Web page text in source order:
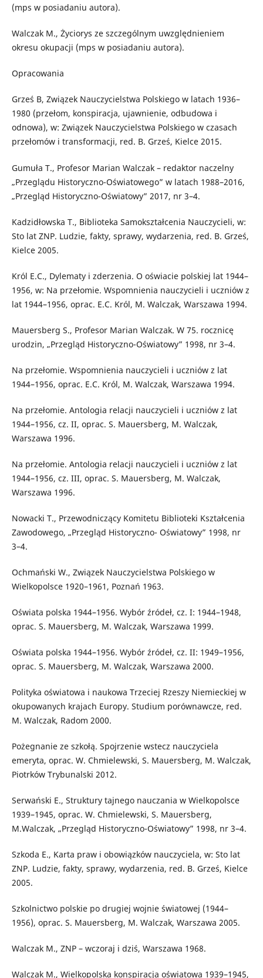
(mps w posiadaniu autora).
Walczak M., Życiorys ze szczególnym uwzględnieniem
okresu okupacji (mps w posiadaniu autora).
Opracowania
Grześ B, Związek Nauczycielstwa Polskiego w latach 1936–
1980 (przełom, konspiracja, ujawnienie, odbudowa i
odnowa), w: Związek Nauczycielstwa Polskiego w czasach
przełomów i transformacji, red. B. Grześ, Kielce 2015.
Gumuła T., Profesor Marian Walczak – redaktor naczelny
„Przeglądu Historyczno-Oświatowego” w latach 1988–2016,
„Przegląd Historyczno-Oświatowy” 2017, nr 3–4.
Kadzidłowska T., Biblioteka Samokształcenia Nauczycieli, w:
Sto lat ZNP. Ludzie, fakty, sprawy, wydarzenia, red. B. Grześ,
Kielce 2005.
Król E.C., Dylematy i zderzenia. O oświacie polskiej lat 1944–
1956, w: Na przełomie. Wspomnienia nauczycieli i uczniów z
lat 1944–1956, oprac. E.C. Król, M. Walczak, Warszawa 1994.
Mauersberg S., Profesor Marian Walczak. W 75. rocznicę
urodzin, „Przegląd Historyczno-Oświatowy” 1998, nr 3–4.
Na przełomie. Wspomnienia nauczycieli i uczniów z lat
1944–1956, oprac. E.C. Król, M. Walczak, Warszawa 1994.
Na przełomie. Antologia relacji nauczycieli i uczniów z lat
1944–1956, cz. II, oprac. S. Mauersberg, M. Walczak,
Warszawa 1996.
Na przełomie. Antologia relacji nauczycieli i uczniów z lat
1944–1956, cz. III, oprac. S. Mauersberg, M. Walczak,
Warszawa 1996.
Nowacki T., Przewodniczący Komitetu Biblioteki Kształcenia
Zawodowego, „Przegląd Historyczno- Oświatowy” 1998, nr
3–4.
Ochmański W., Związek Nauczycielstwa Polskiego w
Wielkopolsce 1920–1961, Poznań 1963.
Oświata polska 1944–1956. Wybór źródeł, cz. I: 1944–1948,
oprac. S. Mauersberg, M. Walczak, Warszawa 1999.
Oświata polska 1944–1956. Wybór źródeł, cz. II: 1949–1956,
oprac. S. Mauersberg, M. Walczak, Warszawa 2000.
Polityka oświatowa i naukowa Trzeciej Rzeszy Niemieckiej w
okupowanych krajach Europy. Studium porównawcze, red.
M. Walczak, Radom 2000.
Pożegnanie ze szkołą. Spojrzenie wstecz nauczyciela
emeryta, oprac. W. Chmielewski, S. Mauersberg, M. Walczak,
Piotrków Trybunalski 2012.
Serwański E., Struktury tajnego nauczania w Wielkopolsce
1939–1945, oprac. W. Chmielewski, S. Mauersberg,
M.Walczak, „Przegląd Historyczno-Oświatowy” 1998, nr 3–4.
Szkoda E., Karta praw i obowiązków nauczyciela, w: Sto lat
ZNP. Ludzie, fakty, sprawy, wydarzenia, red. B. Grześ, Kielce
2005.
Szkolnictwo polskie po drugiej wojnie światowej (1944–
1956), oprac. S. Mauersberg, M. Walczak, Warszawa 2005.
Walczak M., ZNP – wczoraj i dziś, Warszawa 1968.
Walczak M., Wielkopolska konspiracja oświatowa 1939–1945,